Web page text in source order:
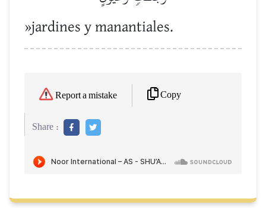
»jardines y manantiales.
Report a mistake Copy
Share :